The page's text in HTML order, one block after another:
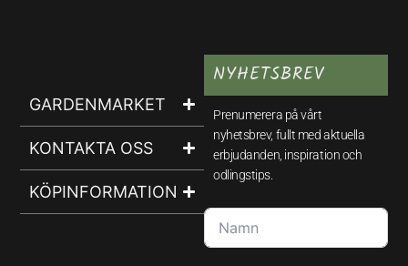
GARDENMARKET
KONTAKTA OSS
KÖPINFORMATION
NYHETSBREV
Prenumerera på vårt
nyhetsbrev, fullt med aktuella
erbjudanden, inspiration och
odlingstips.